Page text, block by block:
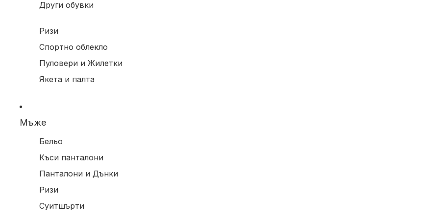
Други обувки
Ризи
Спортно облекло
Пуловери и Жилетки
Якета и палта
Мъже
Бельо
Къси панталони
Панталони и Дънки
Ризи
Суитшърти